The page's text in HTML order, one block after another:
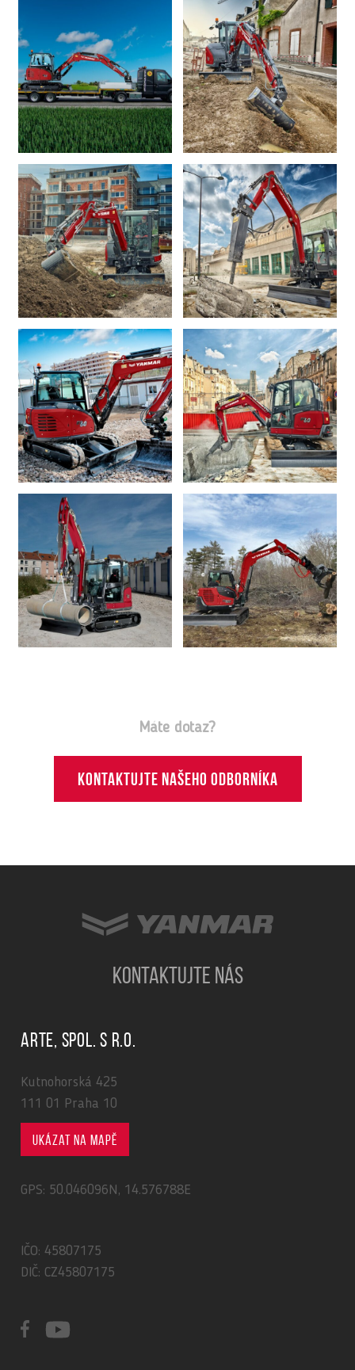
Máte dotaz?
Kontaktujte našeho odborníka
KONTAKTUJTE NÁS
ARTE, spol. s r.o.
Kutnohorská 425
111 01 Praha 10
Ukázat na mapě
GPS: 50.046096N, 14.576788E
IČO: 45807175
DIČ: CZ45807175